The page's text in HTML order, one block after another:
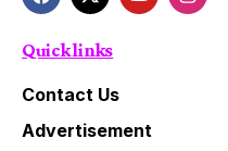
Quick links
Contact Us
Advertisement